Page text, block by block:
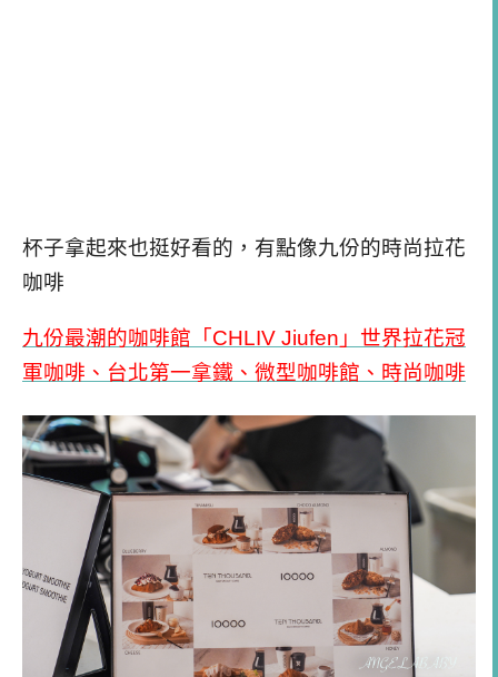
杯子拿起來也挺好看的，有點像九份的時尚拉花
咖啡
九份最潮的咖啡館「CHLIV Jiufen」世界拉花冠
軍咖啡、台北第一拿鐵、微型咖啡館、時尚咖啡